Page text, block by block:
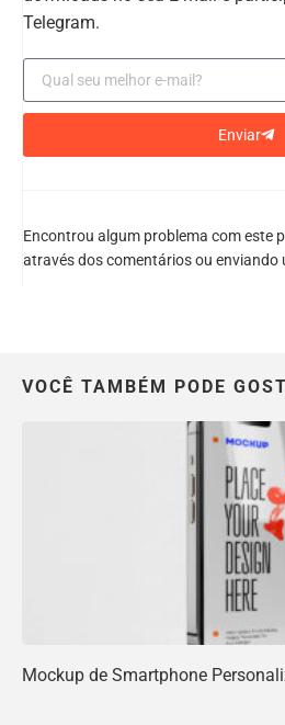
Telegram.
Enviar
Encontrou algum problema com este
através dos comentários ou enviando
VOCÊ TAMBÉM PODE
Mockup de Smartphone